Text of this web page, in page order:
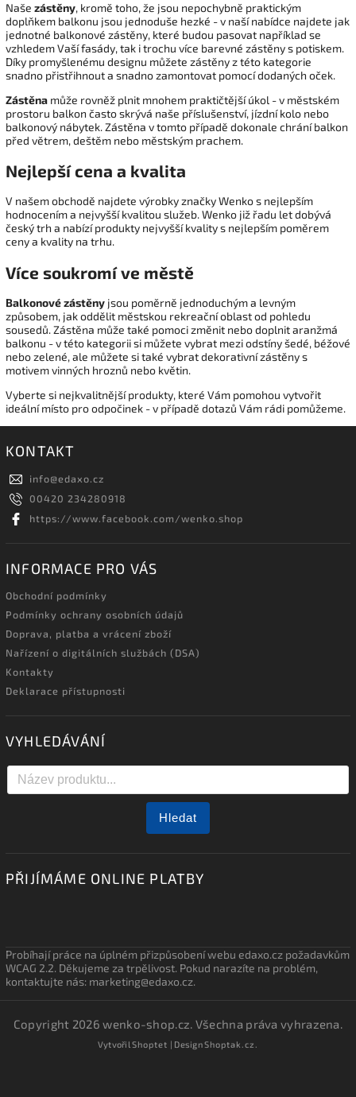
Naše zástěny, kromě toho, že jsou nepochybně praktickým
doplňkem balkonu jsou jednoduše hezké - v naší nabídce najdete jak
jednotné balkonové zástěny, které budou pasovat například se
vzhledem Vaší fasády, tak i trochu více barevné zástěny s potiskem.
Díky promyšlenému designu můžete zástěny z této kategorie
snadno přistřihnout a snadno zamontovat pomocí dodaných oček.
Zástěna může rovněž plnit mnohem praktičtější úkol - v městském
prostoru balkon často skrývá naše příslušenství, jízdní kolo nebo
balkonový nábytek. Zástěna v tomto případě dokonale chrání balkon
před větrem, deštěm nebo městským prachem.
Nejlepší cena a kvalita
V našem obchodě najdete výrobky značky Wenko s nejlepším
hodnocením a nejvyšší kvalitou služeb. Wenko již řadu let dobývá
český trh a nabízí produkty nejvyšší kvality s nejlepším poměrem
ceny a kvality na trhu.
Více soukromí ve městě
Balkonové zástěny jsou poměrně jednoduchým a levným
způsobem, jak oddělit městskou rekreační oblast od pohledu
sousedů. Zástěna může také pomoci změnit nebo doplnit aranžmá
balkonu - v této kategorii si můžete vybrat mezi odstíny šedé, béžové
nebo zelené, ale můžete si také vybrat dekorativní zástěny s
motivem vinných hroznů nebo květin.
Vyberte si nejkvalitnější produkty, které Vám pomohou vytvořit
ideální místo pro odpočinek - v případě dotazů Vám rádi pomůžeme.
KONTAKT
info@edaxo.cz
00420 234280918
https://www.facebook.com/wenko.shop
INFORMACE PRO VÁS
Obchodní podmínky
Podmínky ochrany osobních údajů
Doprava, platba a vrácení zboží
Nařízení o digitálních službách (DSA)
Kontakty
Deklarace přístupnosti
VYHLEDÁVÁNÍ
Hledat
PŘIJÍMÁME ONLINE PLATBY
Probíhají práce na úplném přizpůsobení webu edaxo.cz požadavkům
WCAG 2.2. Děkujeme za trpělivost. Pokud narazíte na problém,
kontaktujte nás: marketing@edaxo.cz.
Copyright 2026wenko-shop.cz. Všechna práva vyhrazena.
VytvořilShoptet | DesignShoptak.cz.